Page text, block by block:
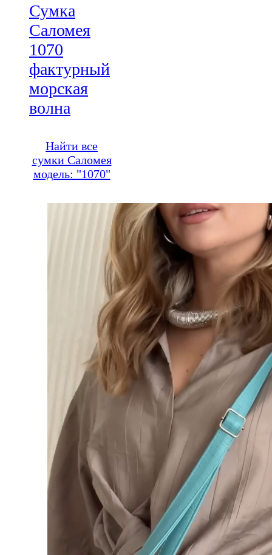
Сумка
Саломея
1070
фактурный
морская
волна
Найти все
сумки Саломея
модель: "1070"